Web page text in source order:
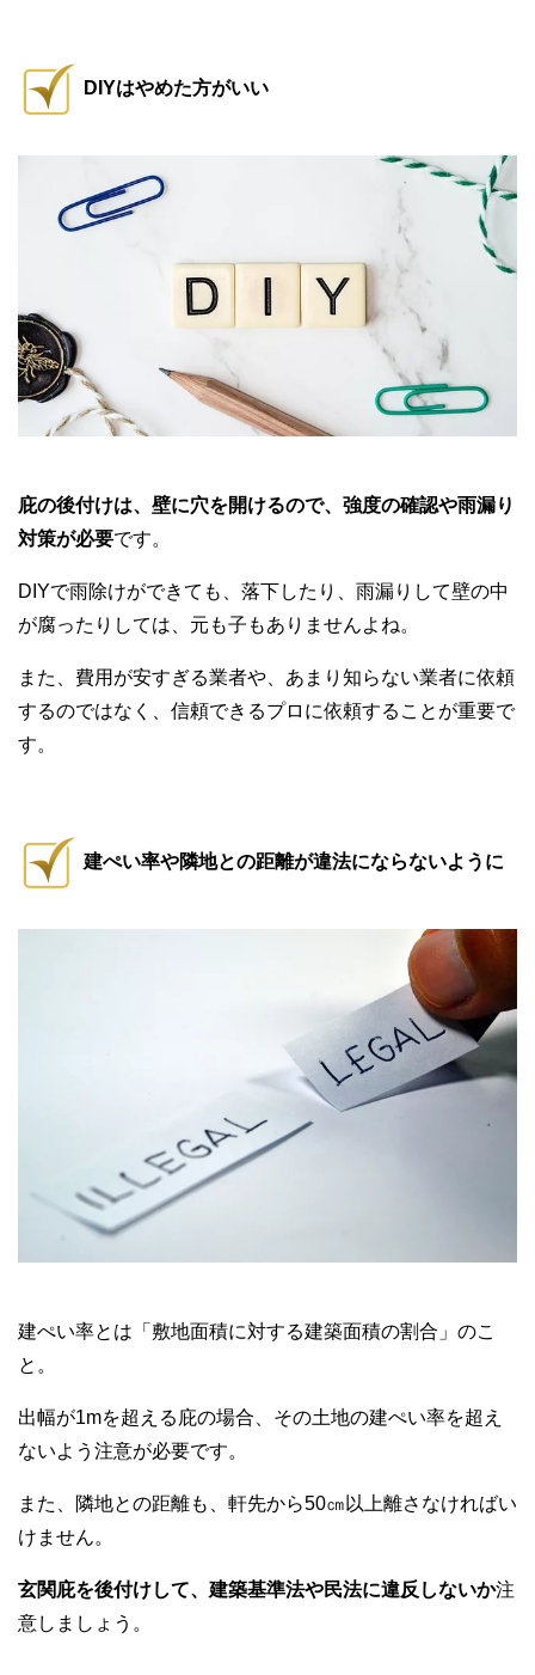
DIYはやめた方がいい
庇の後付けは、壁に穴を開けるので、強度の確認や雨漏り
対策が必要です。
DIYで雨除けができても、落下したり、雨漏りして壁の中
が腐ったりしては、元も子もありませんよね。
また、費用が安すぎる業者や、あまり知らない業者に依頼
するのではなく、信頼できるプロに依頼することが重要で
す。
建ぺい率や隣地との距離が違法にならないように
建ぺい率とは「敷地面積に対する建築面積の割合」のこ
と。
出幅が1mを超える庇の場合、その土地の建ぺい率を超え
ないよう注意が必要です。
また、隣地との距離も、軒先から50㎝以上離さなければい
けません。
玄関庇を後付けして、建築基準法や民法に違反しないか注
意しましょう。